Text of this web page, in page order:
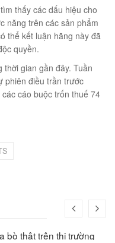
thấy các dấu hiệu cho
năng trên các sản phẩm
thể kết luận hãng này đã
quyền.
gian gần đây. Tuần
phiên điều trần trước
cáo buộc trốn thuế 74
bò thật trên thị trường